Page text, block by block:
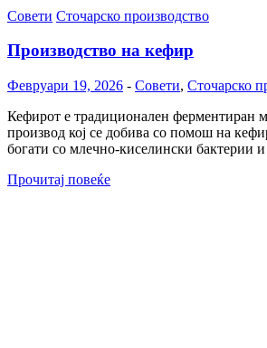
Совети Сточарско производство
Производство на кефир
Февруари 19, 2026 - Совети, Сточарско
Кефирот е традиционален ферментиран
производ кој се добива со помош на
богати со млечно-киселински бактерии
Прочитај повеќе